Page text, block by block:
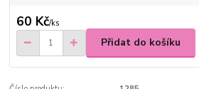
60 Kč/ks
Přidat do košíku